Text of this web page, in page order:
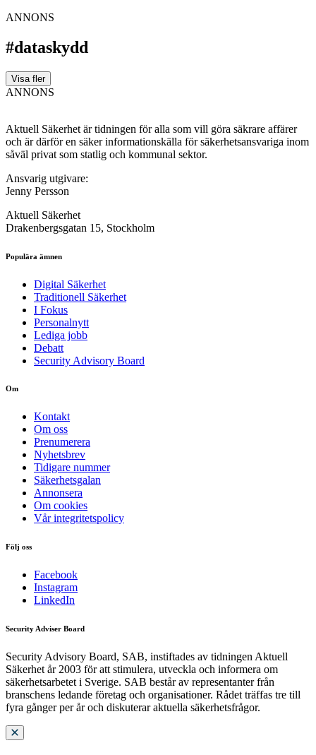
ANNONS
#dataskydd
Visa fler
ANNONS
Aktuell Säkerhet är tidningen för alla som vill göra säkrare affärer
och är därför en säker informationskälla för säkerhets­ansvariga inom
såväl privat som statlig och kommunal sektor.
Ansvarig utgivare:
Jenny Persson
Aktuell Säkerhet
Drakenbergsgatan 15, Stockholm
Populära ämnen
Digital Säkerhet
Traditionell Säkerhet
I Fokus
Personalnytt
Lediga jobb
Debatt
Security Advisory Board
Om
Kontakt
Om oss
Prenumerera
Nyhetsbrev
Tidigare nummer
Säkerhetsgalan
Annonsera
Om cookies
Vår integritetspolicy
Följ oss
Facebook
Instagram
LinkedIn
Security Adviser Board
Security Advisory Board, SAB, instiftades av tidningen Aktuell
Säkerhet år 2003 för att stimulera, utveckla och informera om
säkerhetsarbetet i Sverige. SAB består av representanter från
branschens ledande företag och organisationer. Rådet träffas tre till
fyra gånger per år och diskuterar aktuella säkerhetsfrågor.